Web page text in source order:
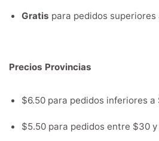
Gratis para pedidos superiores
Precios Provincias
$6.50 para pedidos inferiores a
$5.50 para pedidos entre $30